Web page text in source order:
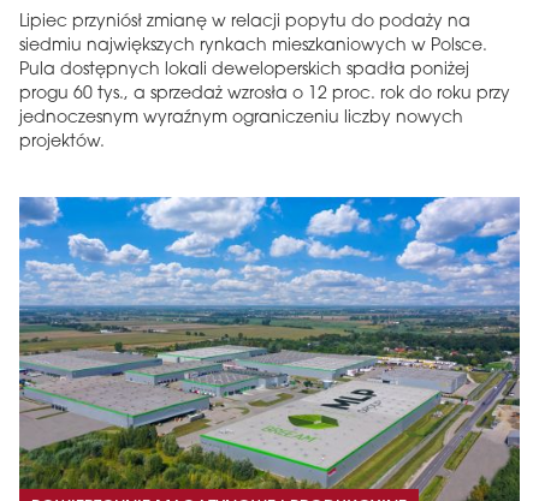
Lipiec przyniósł zmianę w relacji popytu do podaży na
siedmiu największych rynkach mieszkaniowych w Polsce.
Pula dostępnych lokali deweloperskich spadła poniżej
progu 60 tys., a sprzedaż wzrosła o 12 proc. rok do roku przy
jednoczesnym wyraźnym ograniczeniu liczby nowych
projektów.